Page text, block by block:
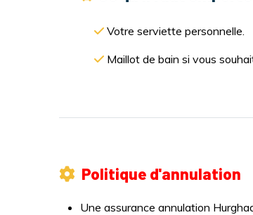
Votre serviette personnelle.
Maillot de bain si vous
Politique d'annulation
Une assurance annulation